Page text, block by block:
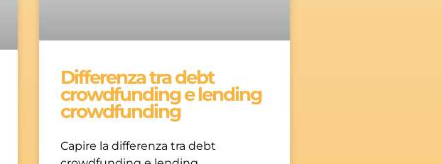
Differenza tra debt
crowdfunding e lending
crowdfunding
Capire la differenza tra debt